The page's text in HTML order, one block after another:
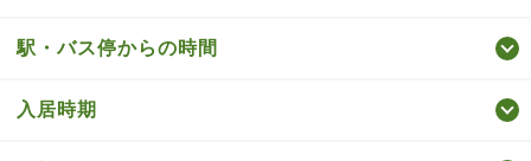
駅・バス停からの時間
入居時期